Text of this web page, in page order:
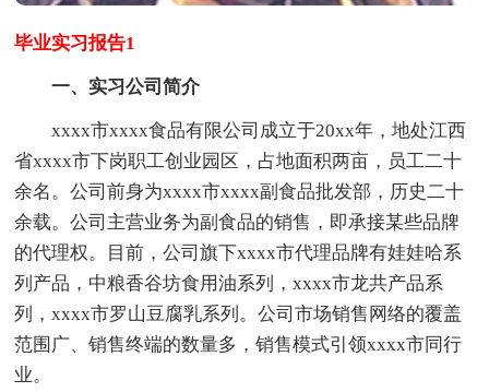
毕业实习报告1
一、实习公司简介
xxxx市xxxx食品有限公司成立于20xx年，地处江西
省xxxx市下岗职工创业园区，占地面积两亩，员工二十
余名。公司前身为xxxx市xxxx副食品批发部，历史二十
余载。公司主营业务为副食品的销售，即承接某些品牌
的代理权。目前，公司旗下xxxx市代理品牌有娃娃哈系
列产品，中粮香谷坊食用油系列，xxxx市龙共产品系
列，xxxx市罗山豆腐乳系列。公司市场销售网络的覆盖
范围广、销售终端的数量多，销售模式引领xxxx市同行
业。